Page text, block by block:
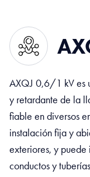
AXQJ 0,6/1 kV es
y retardante de la
fiable en diversos
instalación fija y
exteriores, y puede
conductos y